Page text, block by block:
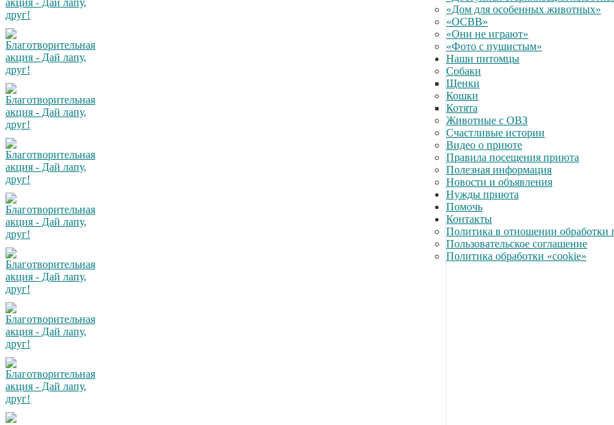
«Дом для особенных животных»
«ОСВВ»
«Они не играют»
«Фото с пушистым»
Наши питомцы
Собаки
Щенки
Кошки
Котята
Животные с ОВЗ
Счастливые истории
Видео о приюте
Правила посещения приюта
Полезная информация
Новости и объявления
Нужды приюта
Помочь
Контакты
Политика в отношении обработки
Пользовательское соглашение
Политика обработки «cookie»